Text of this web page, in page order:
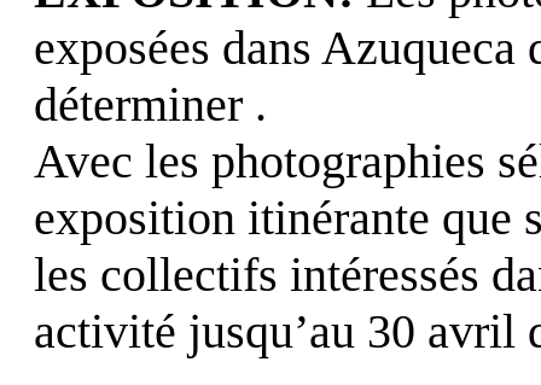
exposées dans Azuqueca
déterminer .
Avec les photographies
exposition itinérante que
les collectifs intéressés
activité jusqu’au 30 avril